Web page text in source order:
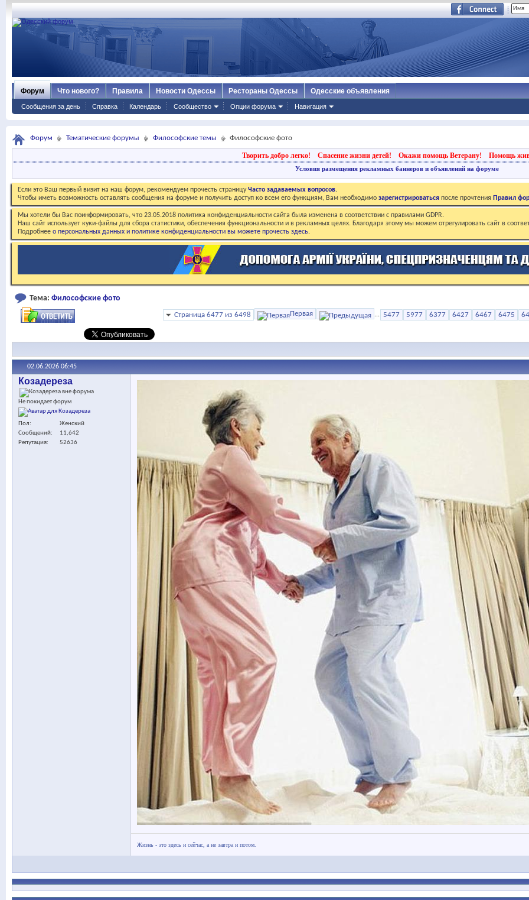
Форум
Сообщения за день Справка Календарь Сообщество Опции форума Навигация
Что нового? Правила Новости Одессы Рестораны Одессы Одесские объявления
Форум Тематические форумы Философские темы Философские фото
Творить добро легко! Спасение жизни детей! Окажи помощь Ветерану! Помощь
Условия размещения рекламных баннеров и объявлений на форуме
Если это Ваш первый визит на наш форум, рекомендуем прочесть страницуЧасто задаваемых вопросов.
Чтобы иметь возможность оставлять сообщения на форуме и получить доступ ко всем его функциям, Вам необходимо зарегистрироваться после прочтения Правил
Мы хотели бы Вас поинформировать, что 23.05.2018 политика конфиденциальности сайта была изменена в соответствии с правилами GDPR.
Наш сайт использует куки-файлы для сбора статистики, обеспечения функциональности и в рекламных целях. Благодаря этому мы можем отрегулировать сайт в
Подробнее о персональных данных и политике конфиденциальности вы можете прочесть здесь.
Тема: Философские фото
Страница 6477 из 6498 Первая ... 5477 5977 6377 6427 6467 6475
02.06.2026 06:45
Козадереза
Не покидает форум
Пол
Женский
Сообщений
11,642
Репутация
52636
Жизнь - это здесь и сейчас, а не завтра и потом.